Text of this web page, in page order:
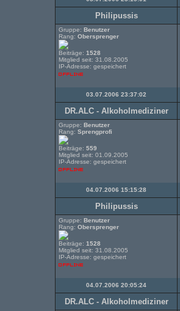
Philipussis
Gruppe: Benutzer
Rang: Obersprenger
Beiträge: 1528
Mitglied seit: 31.08.2005
IP-Adresse: gespeichert
03.07.2006 23:37:02
DR.ALC - Alkoholmediziner
Gruppe: Benutzer
Rang: Sprengprofi
Beiträge: 559
Mitglied seit: 01.09.2005
IP-Adresse: gespeichert
04.07.2006 15:15:28
Philipussis
Gruppe: Benutzer
Rang: Obersprenger
Beiträge: 1528
Mitglied seit: 31.08.2005
IP-Adresse: gespeichert
04.07.2006 20:05:24
DR.ALC - Alkoholmediziner